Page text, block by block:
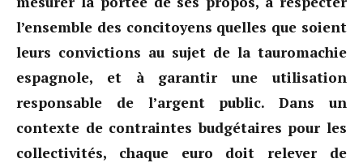
l’ensemble des concitoyens quelles que soient
leurs convictions au sujet de la tauromachie
espagnole, et à garantir une utilisation
responsable de l’argent public. Dans un
contexte de contraintes budgétaires pour les
collectivités, chaque euro doit relever de